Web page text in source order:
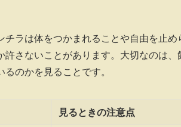
ラは体をつかまれることや自由を止め
さないことがあります。大切なのは、
のかを見ることです。
見るときの注意点